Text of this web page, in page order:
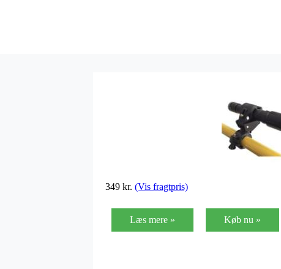
349 kr. (Vis fragtpris)
Læs mere » Køb nu »